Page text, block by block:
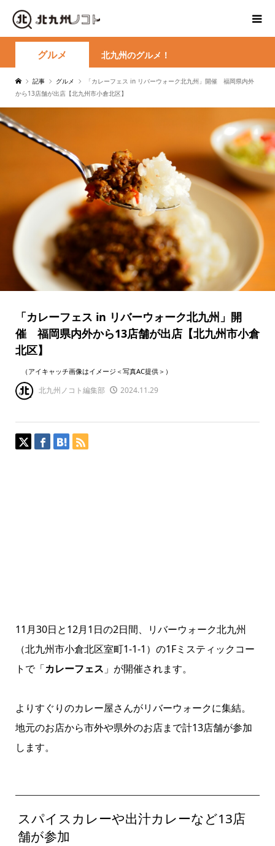
グルメ 北九州のグルメ！
記事 グルメ
「カレーフェス in リバーウォーク北九州」開催 福岡県内外
から13店舗が出店【北九州市小倉北区】
「カレーフェス in リバーウォーク北九州」開
催 福岡県内外から13店舗が出店【北九州市小倉
北区】
（アイキャッチ画像はイメージ＜写真AC提供＞）
北九州ノコト編集部 2024.11.29
11月30日と12月1日の2日間、リバーウォーク北九州
（北九州市小倉北区室町1-1-1）の1Fミスティックコー
トで「カレーフェス 」が開催されます。
よりすぐりのカレー屋さんがリバーウォークに集結。
地元のお店から市外や県外のお店まで計13店舗が参加
します。
スパイスカレーや出汁カレーなど13店
舗が参加